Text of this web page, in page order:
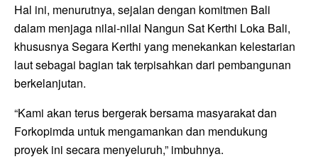
Hal ini, menurutnya, sejalan dengan komitmen Bali
dalam menjaga nilai-nilai Nangun Sat Kerthi Loka Bali,
khususnya Segara Kerthi yang menekankan kelestarian
laut sebagai bagian tak terpisahkan dari pembangunan
berkelanjutan.
“Kami akan terus bergerak bersama masyarakat dan
Forkopimda untuk mengamankan dan mendukung
proyek ini secara menyeluruh,” imbuhnya.